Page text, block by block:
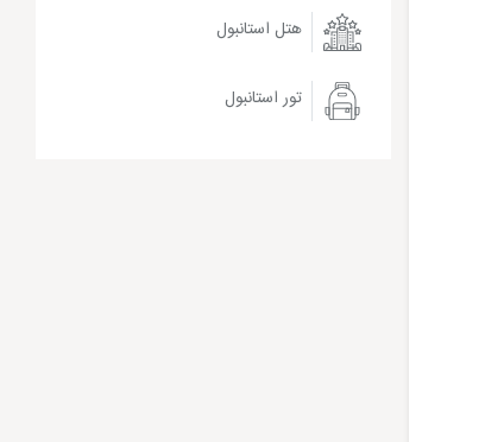
هتل استانبول
تور استانبول